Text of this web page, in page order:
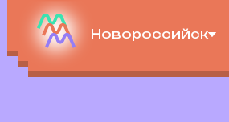
Новороссийск